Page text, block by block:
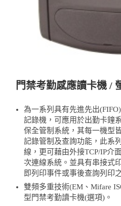
門禁考勤感應讀卡機 /
為一系列具有先進先出
記錄機，可應用於出勤卡鐘
保全管制系統，其每一機型
記錄管制及查詢功能，此系
線，更可藉由外接TCP/IP介
次連線系統。並具有串接式
即列印事件或事後查詢列印
雙頻多重技術(EM、Mifare
型門禁考勤讀卡機(選項)。